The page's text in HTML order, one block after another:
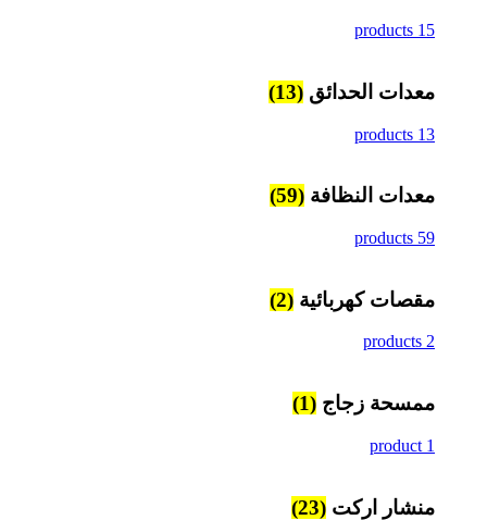
15 products
معدات الحدائق (13)
13 products
معدات النظافة (59)
59 products
مقصات كهربائية (2)
2 products
ممسحة زجاج (1)
1 product
منشار اركت (23)